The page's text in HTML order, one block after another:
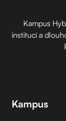
Kampus
institucí a
Kampus